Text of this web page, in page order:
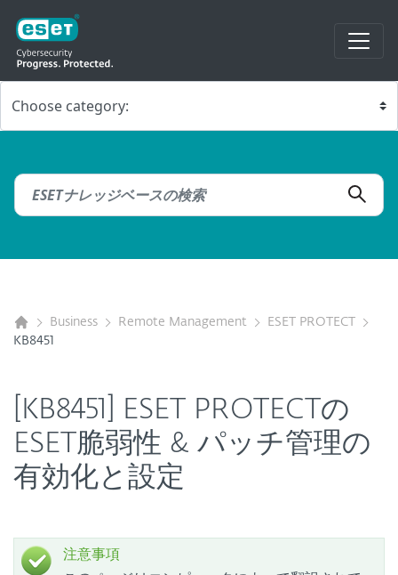
Business Remote Management
ESET PROTECT
KB8451
[KB8451] ESET PROTECTの
ESET脆弱性 & パッチ管理の
有効化と設定
注意事項